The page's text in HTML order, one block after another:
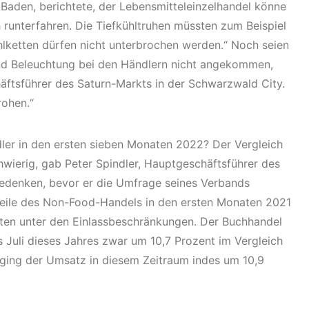
berichtete, der Lebensmitteleinzelhandel könne
Die Tiefkühltruhen müssten zum Beispiel
dürfen nicht unterbrochen werden.“ Noch seien
Beleuchtung bei den Händlern nicht angekommen,
des Saturn-Markts in der Schwarzwald City.
in den ersten sieben Monaten 2022? Der Vergleich
gab Peter Spindler, Hauptgeschäftsführer des
bevor er die Umfrage seines Verbands
des Non-Food-Handels in den ersten Monaten 2021
unter den Einlassbeschränkungen. Der Buchhandel
dieses Jahres zwar um 10,7 Prozent im Vergleich
der Umsatz in diesem Zeitraum indes um 10,9